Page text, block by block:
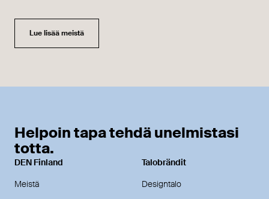
Lue lisää meistä
Helpoin tapa tehdä unelmistasi
totta.
DEN Finland
Meistä
Talobrändit
Designtalo